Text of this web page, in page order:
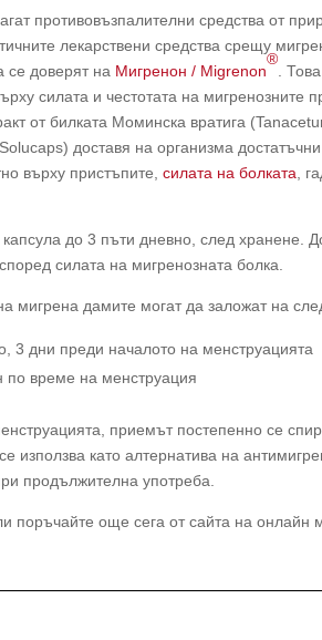
противовъзпалителни средства от
лекарствени средства срещу
се доверят на Мигренон / Migrenon
®
.
силата и честотата на мигренозните
от билката Моминска вратига
доставя на организма
върху пристъпите,силата на болката ,
до 3 пъти дневно, след хранене.
силата на мигренозната болка.
мигрена дамите могат да заложат на
3 дни преди началото на менструацията
по време на менструация
приемът постепенно се
използва като алтернатива на
продължителна употреба.
поръчайте още сега от сайта на